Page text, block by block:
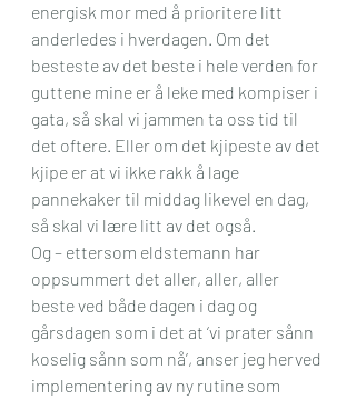
energisk mor med å prioritere litt
anderledes i hverdagen. Om det
besteste av det beste i hele verden for
guttene mine er å leke med kompiser i
gata, så skal vi jammen ta oss tid til
det oftere. Eller om det kjipeste av det
kjipe er at vi ikke rakk å lage
pannekaker til middag likevel en dag,
så skal vi lære litt av det også.
Og – ettersom eldstemann har
oppsummert det aller, aller, aller
beste ved både dagen i dag og
gårsdagen som i det at ‘vi prater sånn
koselig sånn som nå’, anser jeg herved
implementering av ny rutine som